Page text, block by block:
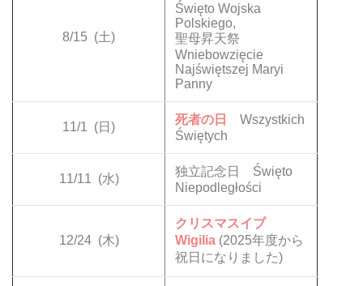
8/15 (土)
Święto Wojska
Polskiego,
聖母昇天祭
Wniebowzięcie
Najświętszej Maryi
Panny
11/1 (日)
死者の日
Wszystkich
Świętych
11/11 (水)
独立記念日 Święto
Niepodległości
12/24 (木)
クリスマスイブ
Wigilia (2025年度から
祝日になりました)